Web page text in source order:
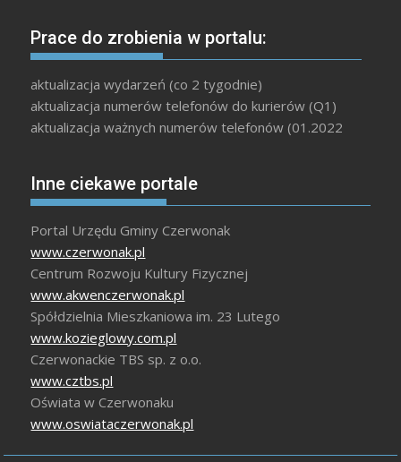
Prace do zrobienia w portalu:
aktualizacja wydarzeń (co 2 tygodnie)
aktualizacja numerów telefonów do kurierów (Q1)
aktualizacja ważnych numerów telefonów (01.2022
Inne ciekawe portale
Portal Urzędu Gminy Czerwonak
www.czerwonak.pl
Centrum Rozwoju Kultury Fizycznej
www.akwenczerwonak.pl
Spółdzielnia Mieszkaniowa im. 23 Lutego
www.kozieglowy.com.pl
Czerwonackie TBS sp. z o.o.
www.cztbs.pl
Oświata w Czerwonaku
www.oswiataczerwonak.pl